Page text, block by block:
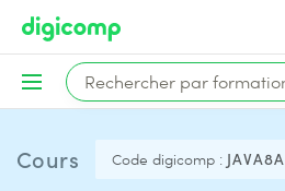
Cours Code digicomp : JAVA8A